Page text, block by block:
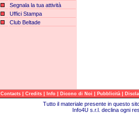
Segnala la tua attività
Uffici Stampa
Club Beltade
Contacts | Credits | Info | Dicono di Noi | Pubblicità |
Tutto il materiale presente in questo
Info4U s.r.l. declina ogni